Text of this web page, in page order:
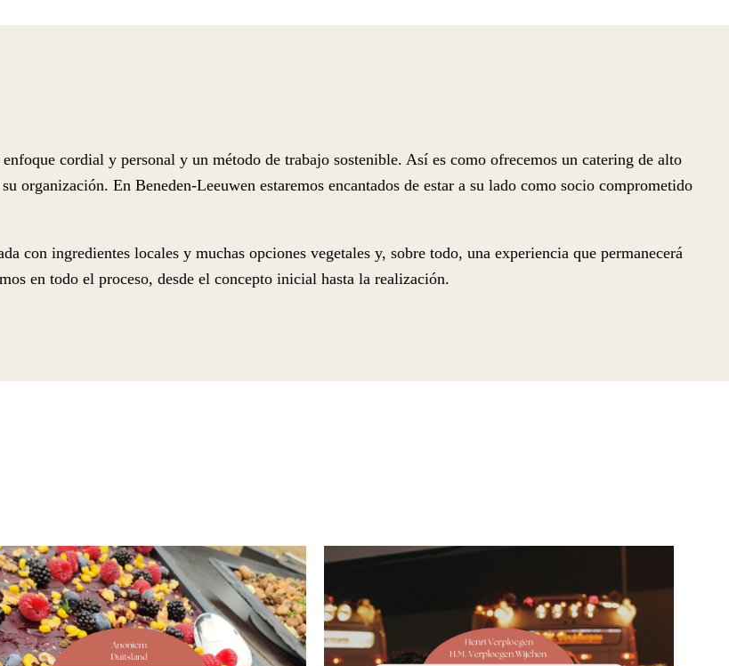
cordial y personal y un método de trabajo sostenible. Así es como ofrecemos un catering de alto
organización. En Beneden-Leeuwen estaremos encantados de estar a su lado como socio comprometido
con ingredientes locales y muchas opciones vegetales y, sobre todo, una experiencia que permanecerá
en todo el proceso, desde el concepto inicial hasta la realización.